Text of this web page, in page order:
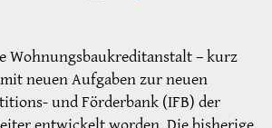
Wohnungsbaukreditanstalt – kurz
neuen Aufgaben zur neuen
und Förderbank (IFB) der